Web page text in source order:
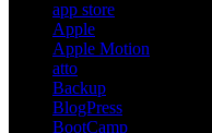
app store
Apple
Apple Motion
atto
Backup
BlogPress
BootCamp